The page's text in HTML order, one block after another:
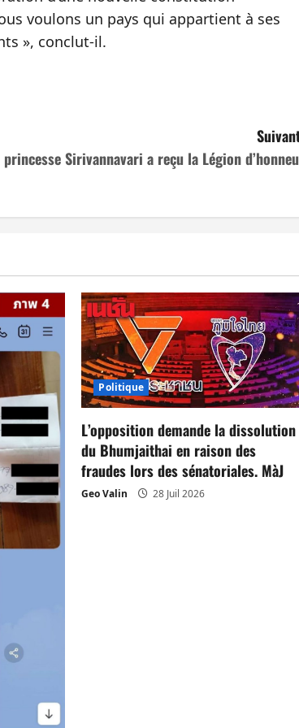
voulons un pays qui appartient à ses
», conclut‑il.
princesse Sirivannavari a reçu la Légion
Politique
L’opposition demande la dissolution
du Bhumjaithai en raison des
fraudes lors des sénatoriales. MàJ
Geo Valin 28 Juil 2026